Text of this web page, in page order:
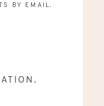
BY EMAIL.